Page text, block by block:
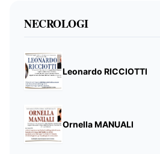
NECROLOGI
Leonardo RICCIOTTI
Ornella MANUALI